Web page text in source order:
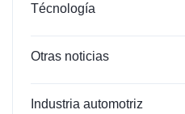
Técnología
Otras noticias
Industria automotriz